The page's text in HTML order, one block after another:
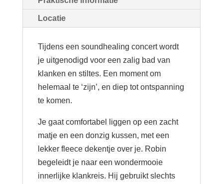
aantal
Locatie
Tijdens een soundhealing concert wordt
je uitgenodigd voor een zalig bad van
klanken en stiltes. Een moment om
helemaal te ‘zijn’, en diep tot ontspanning
te komen.
Je gaat comfortabel liggen op een zacht
matje en een donzig kussen, met een
lekker fleece dekentje over je. Robin
begeleidt je naar een wondermooie
innerlijke klankreis. Hij gebruikt slechts